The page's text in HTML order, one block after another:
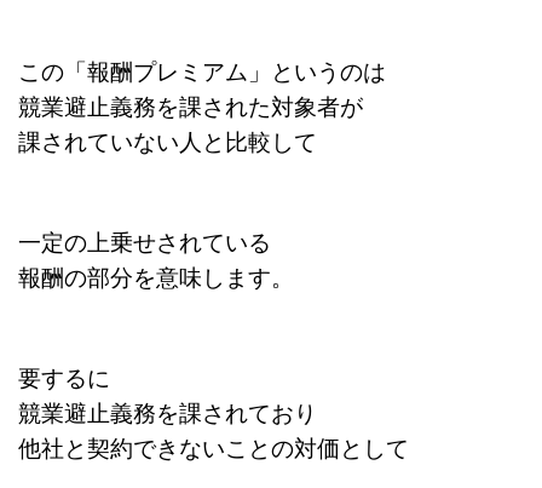
この「報酬プレミアム」というのは
競業避止義務を課された対象者が
課されていない人と比較して
一定の上乗せされている
報酬の部分を意味します。
要するに
競業避止義務を課されており
他社と契約できないことの対価として